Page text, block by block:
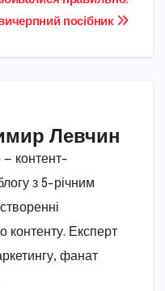
посібник
Левчин
контент-
з 5-річним
контенту. Експерт
фанат